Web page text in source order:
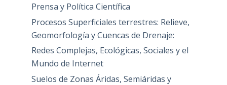
Prensa y Política Científica
Procesos Superficiales terrestres: Relieve,
Geomorfología y Cuencas de Drenaje:
Redes Complejas, Ecológicas, Sociales y el
Mundo de Internet
Suelos de Zonas Áridas, Semiáridas y